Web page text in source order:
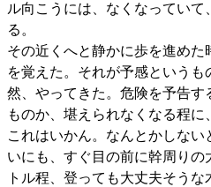
ル向こうには、なくなってい
る。
その近くへと静かに歩を進め
を覚えた。それが予感という
然、やってきた。危険を予告す
ものか、堪えられなくなる程に
これはいかん。なんとかしな
いにも、すぐ目の前に幹周り
トル程、登っても大丈夫そう